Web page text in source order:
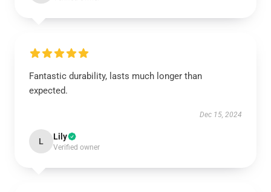
Fantastic durability, lasts much longer than
expected.
Dec 15, 2024
L Lily
Verified owner